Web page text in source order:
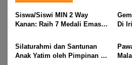
Siswa/Siswi MIN 2 Way
Kanan: Raih 7 Medali Emas
Gubernur Lampung Cup 2
Taekwondo Championship
Di
Fitri
Silaturahmi dan Santunan
Anak Yatim oleh Pimpinan PT